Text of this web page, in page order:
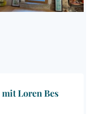
Loren Bes